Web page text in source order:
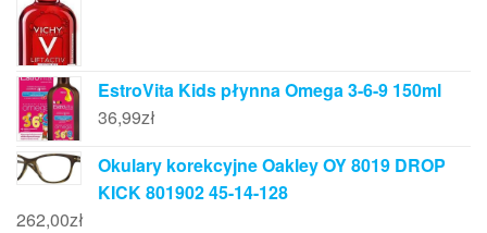
EstroVita Kids płynna Omega 3-6-9 150ml
36,99zł
Okulary korekcyjne Oakley OY 8019 DROP
KICK 801902 45-14-128
262,00zł